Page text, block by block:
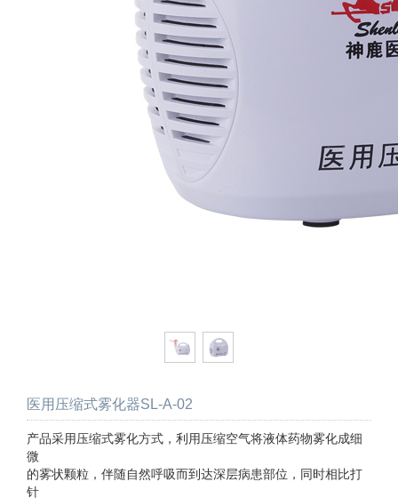
医用压缩式雾化器SL-A-02
产品采用压缩式雾化方式，利用压缩空气将液体药物雾化成细
微
的雾状颗粒，伴随自然呼吸而到达深层病患部位，同时相比打
针